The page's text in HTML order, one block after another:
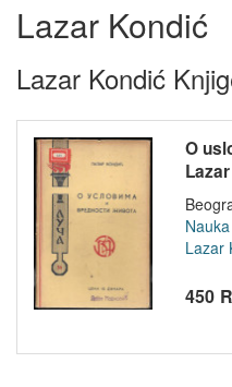
Lazar Kondić
Lazar Kondić
O
Nauka
Lazar
450